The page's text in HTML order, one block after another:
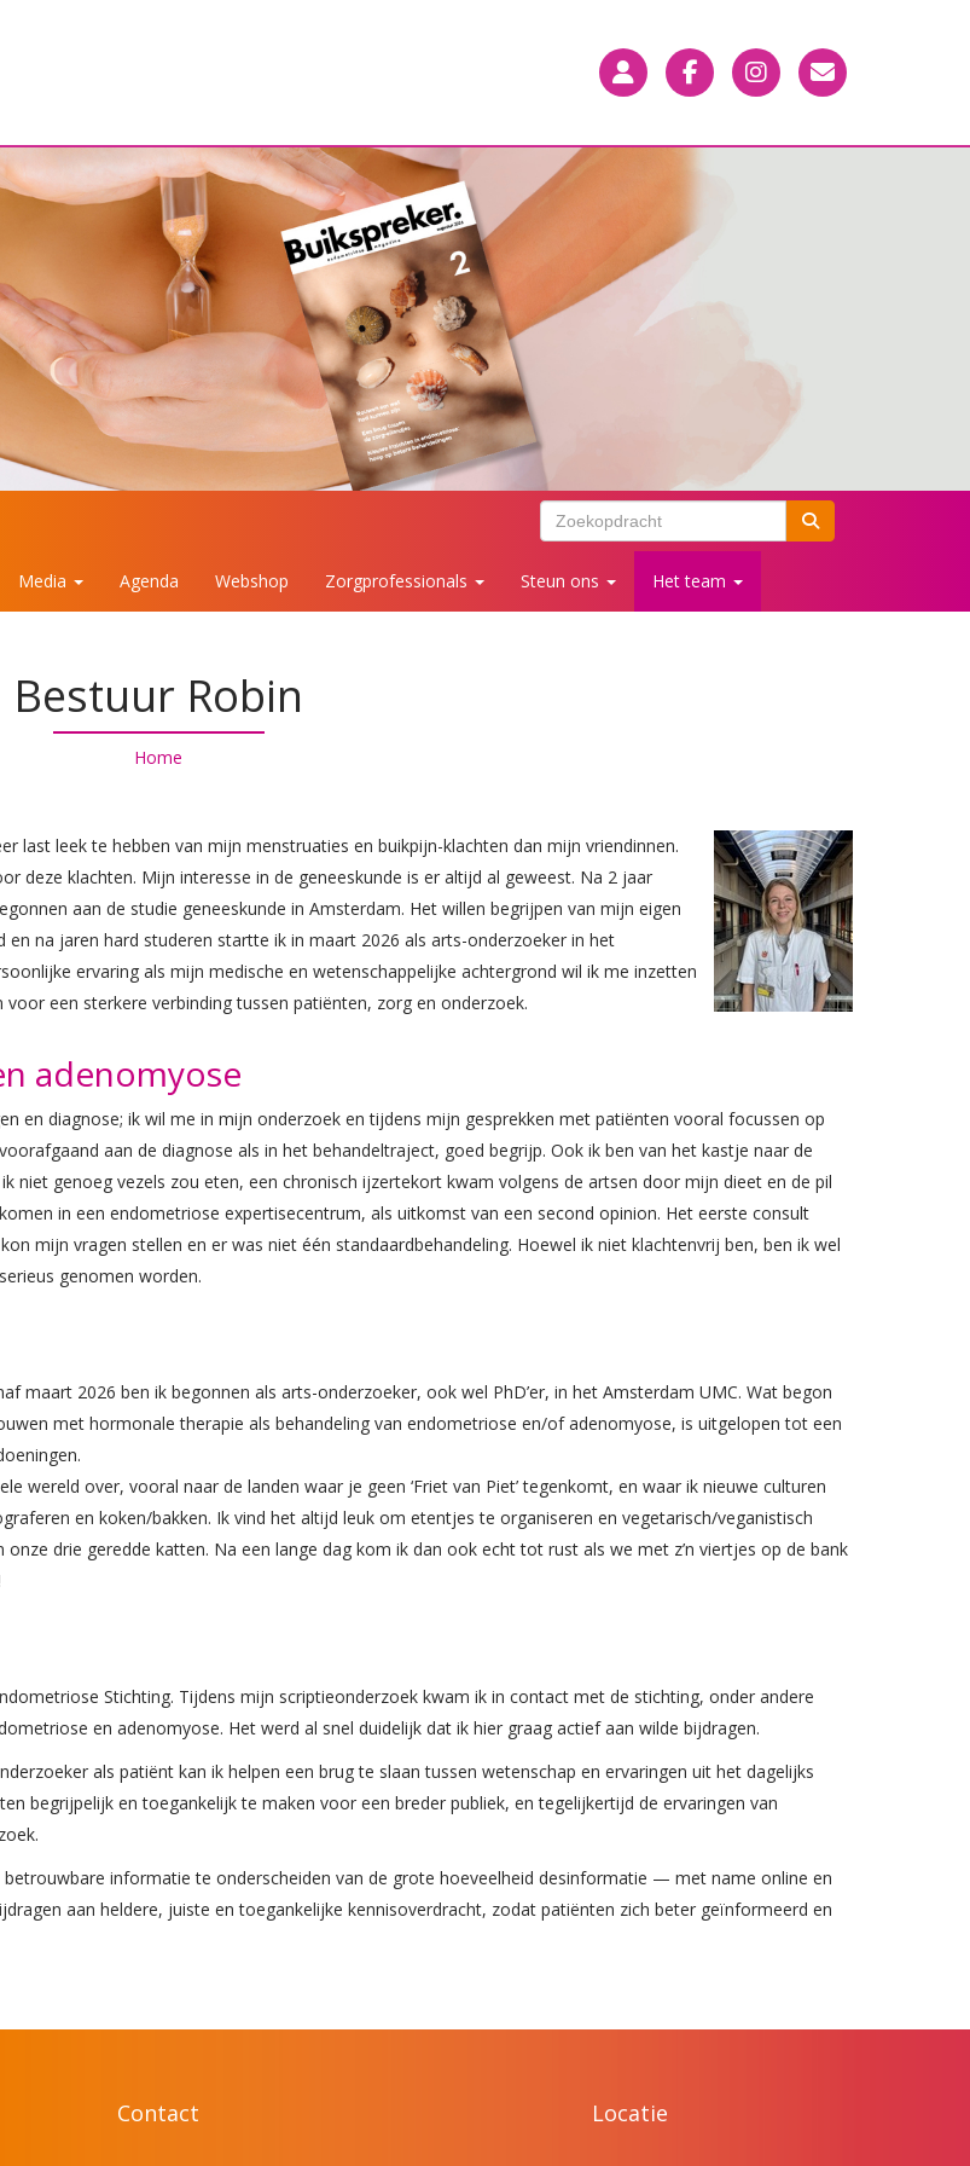
Media Agenda Webshop Zorgprofessionals Steun ons Het team
Bestuur Robin
Home
last leek te hebben van mijn menstruaties en buikpijn-klachten dan mijn vriendinnen.
deze klachten. Mijn interesse in de geneeskunde is er altijd al geweest. Na 2 jaar
aan de studie geneeskunde in Amsterdam. Het willen begrijpen van mijn eigen
na jaren hard studeren startte ik in maart 2026 als arts-onderzoeker in het
ervaring als mijn medische en wetenschappelijke achtergrond wil ik me inzetten
een sterkere verbinding tussen patiënten, zorg en onderzoek.
adenomyose
en diagnose; ik wil me in mijn onderzoek en tijdens mijn gesprekken met patiënten vooral focussen op
aan de diagnose als in het behandeltraject, goed begrijp. Ook ik ben van het kastje naar de
genoeg vezels zou eten, een chronisch ijzertekort kwam volgens de artsen door mijn dieet en de pil
in een endometriose expertisecentrum, als uitkomst van een second opinion. Het eerste consult
mijn vragen stellen en er was niet één standaardbehandeling. Hoewel ik niet klachtenvrij ben, ben ik wel
genomen worden.
maart 2026 ben ik begonnen als arts-onderzoeker, ook wel PhD’er, in het Amsterdam UMC. Wat begon
met hormonale therapie als behandeling van endometriose en/of adenomyose, is uitgelopen tot een
wereld over, vooral naar de landen waar je geen ‘Friet van Piet’ tegenkomt, en waar ik nieuwe culturen
en koken/bakken. Ik vind het altijd leuk om etentjes te organiseren en vegetarisch/veganistisch
drie geredde katten. Na een lange dag kom ik dan ook echt tot rust als we met z’n viertjes op de bank
Stichting. Tijdens mijn scriptieonderzoek kwam ik in contact met de stichting, onder andere
en adenomyose. Het werd al snel duidelijk dat ik hier graag actief aan wilde bijdragen.
als patiënt kan ik helpen een brug te slaan tussen wetenschap en ervaringen uit het dagelijks
begrijpelijk en toegankelijk te maken voor een breder publiek, en tegelijkertijd de ervaringen van
betrouwbare informatie te onderscheiden van de grote hoeveelheid desinformatie — met name online en
aan heldere, juiste en toegankelijke kennisoverdracht, zodat patiënten zich beter geïnformeerd en
Contact Locatie